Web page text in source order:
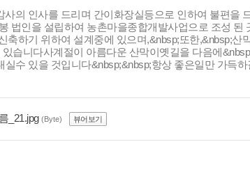
의 인사를 드리며 간이화장실등으로 인하여 불편을
법인을 설립하여 농촌마을종합개발사업으로 조성 된
축하기 위하여 설계중에 있으며,&nbsp;또한,&nbsp;산
습니다사계절이 아름다운 산막이옛길을 다음에
수 있을 것입니다&nbsp;&nbsp;항상 좋은일만 가득
_21.jpg (Byte) 뷰어보기